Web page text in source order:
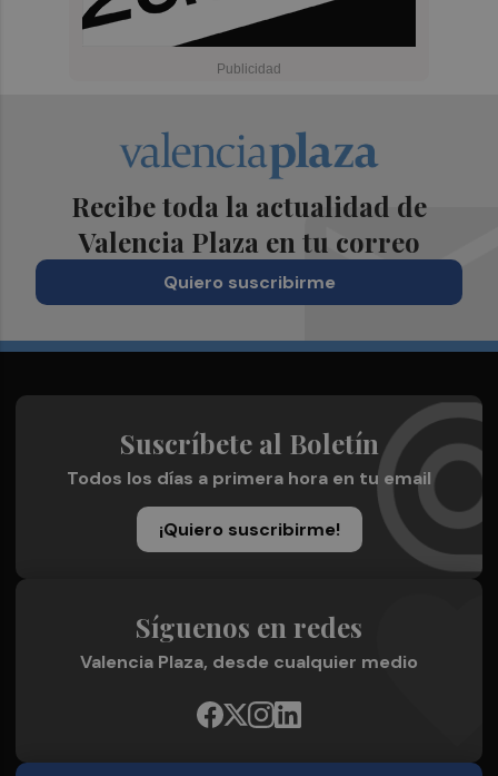
Recibe toda la actualidad de
Valencia Plaza en tu correo
Quiero suscribirme
Suscríbete al Boletín
Todos los días a primera hora en tu email
¡Quiero suscribirme!
Síguenos en redes
Valencia Plaza, desde cualquier medio